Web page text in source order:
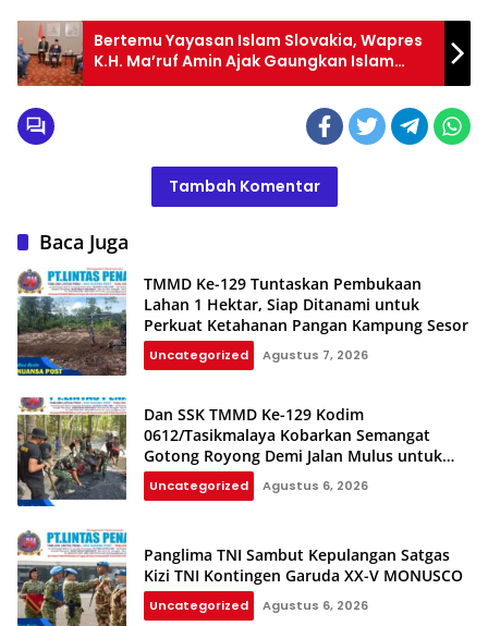
Bertemu Yayasan Islam Slovakia, Wapres
K.H. Ma’ruf Amin Ajak Gaungkan Islam
Moderat dan Toleran di Eropa
Tambah Komentar
Baca Juga
TMMD Ke-129 Tuntaskan Pembukaan
Lahan 1 Hektar, Siap Ditanami untuk
Perkuat Ketahanan Pangan Kampung Sesor
Uncategorized Agustus 7, 2026
Dan SSK TMMD Ke-129 Kodim
0612/Tasikmalaya Kobarkan Semangat
Gotong Royong Demi Jalan Mulus untuk
Rakyat
Uncategorized Agustus 6, 2026
Panglima TNI Sambut Kepulangan Satgas
Kizi TNI Kontingen Garuda XX-V MONUSCO
Uncategorized Agustus 6, 2026